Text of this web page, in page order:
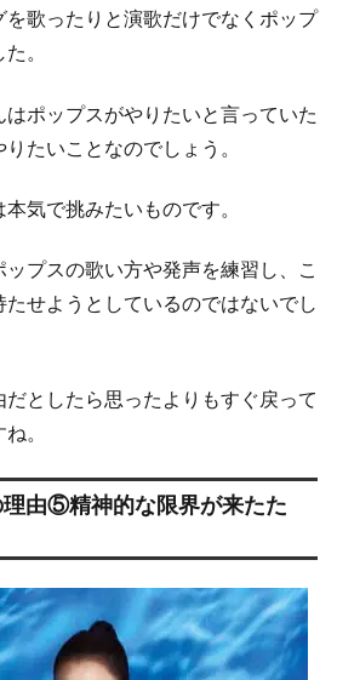
歌ったりと演歌だけでなくポップ
。
ポップスがやりたいと言っていた
たいことなのでしょう。
気で挑みたいものです。
プスの歌い方や発声を練習し、こ
せようとしているのではないでし
だとしたら思ったよりもすぐ戻って
。
由⑤精神的な限界が来たた